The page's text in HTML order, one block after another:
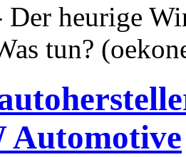
Der heurige
tun?
Automotive